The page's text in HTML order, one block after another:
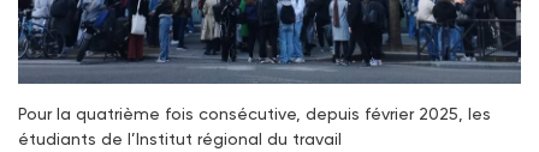
Pour la quatrième fois consécutive, depuis février 2025, les
étudiants de l’Institut régional du travail